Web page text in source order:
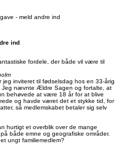
- meld andre ind
ind
fordele, der både vil være til
inviteret til fødselsdag hos en 33-årig
Jeg nævnte Ældre Sagen og fortalte, at
behøvede at være 18 år for at blive
og havde været det et stykke tid, for
så medlemskabet betaler sig selv
hurtigt et overblik over de mange
både emne og geografiske områder.
ungt familiemedlem?